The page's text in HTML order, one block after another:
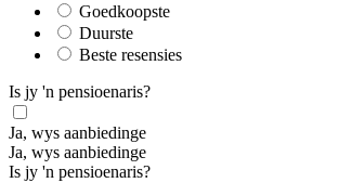
Goedkoopste
Duurste
Beste resensies
Is jy 'n pensioenaris?
Ja, wys aanbiedinge
Ja, wys aanbiedinge
Is jy 'n pensioenaris?